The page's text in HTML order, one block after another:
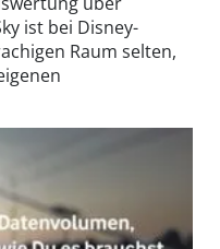
ist bei Disney-
Raum selten,